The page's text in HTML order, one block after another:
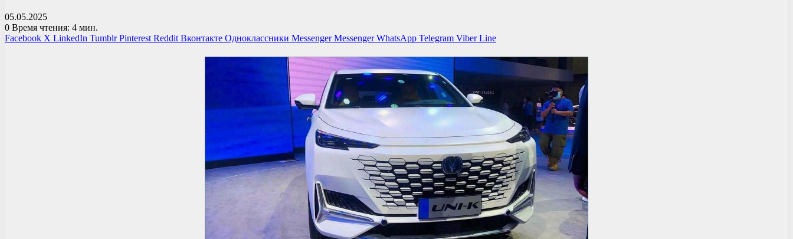
05.05.2025
0 Время чтения: 4 мин.
Facebook X LinkedIn Tumblr Pinterest Reddit Вконтакте Одноклассники Messenger Messenger WhatsApp Telegram Viber Line